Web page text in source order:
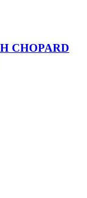
CHOPARD